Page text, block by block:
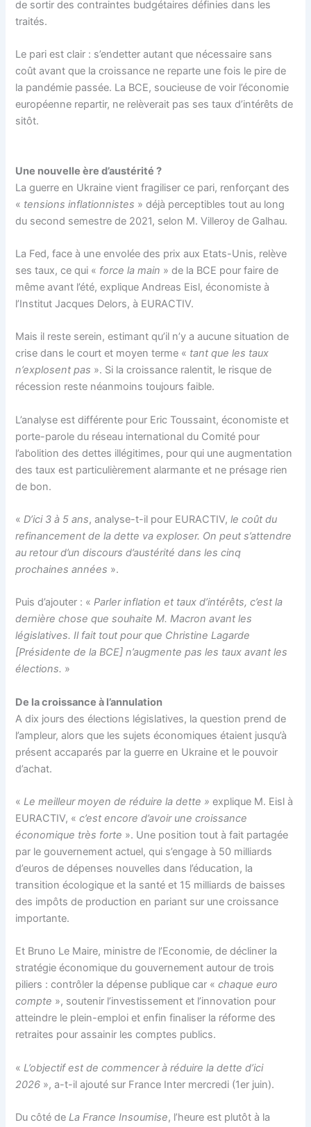
de sortir des contraintes budgétaires définies dans les
traités.
Le pari est clair : s’endetter autant que nécessaire sans
coût avant que la croissance ne reparte une fois le pire de
la pandémie passée. La BCE, soucieuse de voir l’économie
européenne repartir, ne relèverait pas ses taux d’intérêts de
sitôt.
Une nouvelle ère d’austérité ?
La guerre en Ukraine vient fragiliser ce pari, renforçant des
« tensions inflationnistes » déjà perceptibles tout au long
du second semestre de 2021, selon M. Villeroy de Galhau.
La Fed, face à une envolée des prix aux Etats-Unis, relève
ses taux, ce qui « force la main » de la BCE pour faire de
même avant l’été, explique Andreas Eisl, économiste à
l’Institut Jacques Delors, à EURACTIV.
Mais il reste serein, estimant qu’il n’y a aucune situation de
crise dans le court et moyen terme « tant que les taux
n’explosent pas ». Si la croissance ralentit, le risque de
récession reste néanmoins toujours faible.
L’analyse est différente pour Eric Toussaint, économiste et
porte-parole du réseau international du Comité pour
l’abolition des dettes illégitimes, pour qui une augmentation
des taux est particulièrement alarmante et ne présage rien
de bon.
«D’ici 3 à 5 ans, analyse-t-il pour EURACTIV,le coût du
refinancement de la dette va exploser. On peut s’attendre
au retour d’un discours d’austérité dans les cinq
prochaines années ».
Puis d’ajouter : «Parler inflation et taux d’intérêts, c’est la
dernière chose que souhaite M. Macron avant les
législatives. Il fait tout pour que Christine Lagarde
[Présidente de la BCE] n’augmente pas les taux avant les
élections. »
De la croissance à l’annulation
A dix jours des élections législatives, la question prend de
l’ampleur, alors que les sujets économiques étaient jusqu’à
présent accaparés par la guerre en Ukraine et le pouvoir
d’achat.
«Le meilleur moyen de réduire la dette » explique M. Eisl à
EURACTIV, «c’est encore d’avoir une croissance
économique très forte ». Une position tout à fait partagée
par le gouvernement actuel, qui s’engage à 50 milliards
d’euros de dépenses nouvelles dans l’éducation, la
transition écologique et la santé et 15 milliards de baisses
des impôts de production en pariant sur une croissance
importante.
Et Bruno Le Maire, ministre de l’Economie, de décliner la
stratégie économique du gouvernement autour de trois
piliers : contrôler la dépense publique car «chaque euro
compte », soutenir l’investissement et l’innovation pour
atteindre le plein-emploi et enfin finaliser la réforme des
retraites pour assainir les comptes publics.
«L’objectif est de commencer à réduire la dette d’ici
2026 », a-t-il ajouté sur France Inter mercredi (1er juin).
Du côté deLa France Insoumise, l’heure est plutôt à la